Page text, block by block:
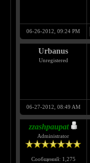
06-26-2012, 09:24 PM
Urbanus
Unregistered
06-27-2012, 08:49 AM
zzashpaupat
Administrator
Сообщений: 1,275